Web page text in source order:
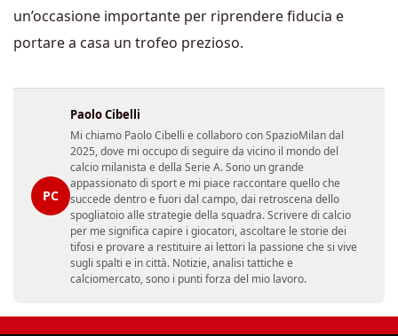
un’occasione importante per riprendere fiducia e
portare a casa un trofeo prezioso.
PC
Paolo Cibelli
Mi chiamo Paolo Cibelli e collaboro con SpazioMilan dal
2025, dove mi occupo di seguire da vicino il mondo del
calcio milanista e della Serie A. Sono un grande
appassionato di sport e mi piace raccontare quello che
succede dentro e fuori dal campo, dai retroscena dello
spogliatoio alle strategie della squadra. Scrivere di calcio
per me significa capire i giocatori, ascoltare le storie dei
tifosi e provare a restituire ai lettori la passione che si vive
sugli spalti e in città. Notizie, analisi tattiche e
calciomercato, sono i punti forza del mio lavoro.